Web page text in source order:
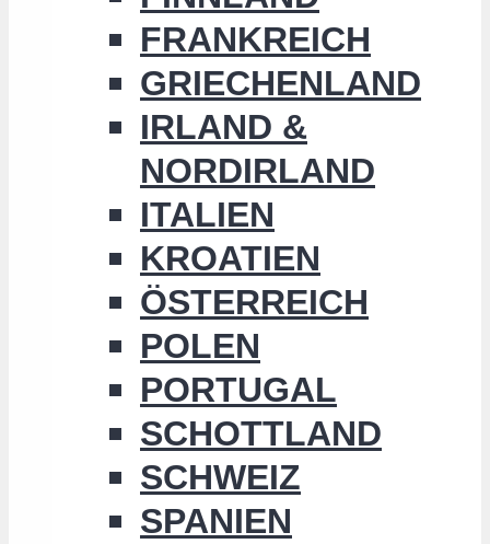
FRANKREICH
GRIECHENLAND
IRLAND &
NORDIRLAND
ITALIEN
KROATIEN
ÖSTERREICH
POLEN
PORTUGAL
SCHOTTLAND
SCHWEIZ
SPANIEN